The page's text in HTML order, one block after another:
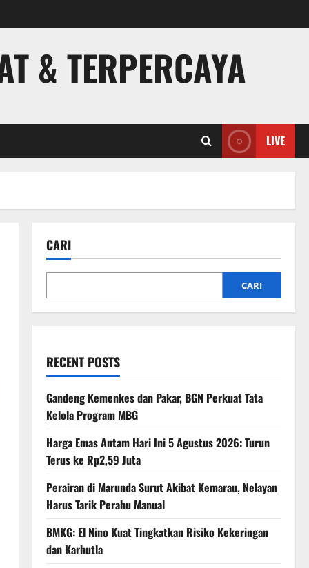
& TERPERCAYA
LIVE
CARI
CARI
RECENT POSTS
Gandeng Kemenkes dan Pakar, BGN Perkuat Tata
Kelola Program MBG
Harga Emas Antam Hari Ini 5 Agustus 2026: Turun
Terus ke Rp2,59 Juta
Perairan di Marunda Surut Akibat Kemarau, Nelayan
Harus Tarik Perahu Manual
BMKG: El Nino Kuat Tingkatkan Risiko Kekeringan
dan Karhutla